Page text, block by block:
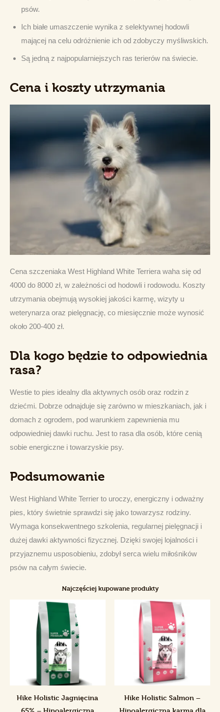
psów.
Ich białe umaszczenie wynika z selektywnej hodowli
mającej na celu odróżnienie ich od zdobyczy myśliwskich.
Są jedną z najpopularniejszych ras terierów na świecie.
Cena i koszty utrzymania
Cena szczeniaka West Highland White Terriera waha się od
4000 do 8000 zł, w zależności od hodowli i rodowodu. Koszty
utrzymania obejmują wysokiej jakości karmę, wizyty u
weterynarza oraz pielęgnację, co miesięcznie może wynosić
około 200-400 zł.
Dla kogo będzie to odpowiednia
rasa?
Westie to pies idealny dla aktywnych osób oraz rodzin z
dziećmi. Dobrze odnajduje się zarówno w mieszkaniach, jak i
domach z ogrodem, pod warunkiem zapewnienia mu
odpowiedniej dawki ruchu. Jest to rasa dla osób, które cenią
sobie energiczne i towarzyskie psy.
Podsumowanie
West Highland White Terrier to uroczy, energiczny i odważny
pies, który świetnie sprawdzi się jako towarzysz rodziny.
Wymaga konsekwentnego szkolenia, regularnej pielęgnacji i
dużej dawki aktywności fizycznej. Dzięki swojej lojalności i
przyjaznemu usposobieniu, zdobył serca wielu miłośników
psów na całym świecie.
Najczęściej kupowane produkty
Hike Holistic Jagnięcina
Hike Holistic Salmon –